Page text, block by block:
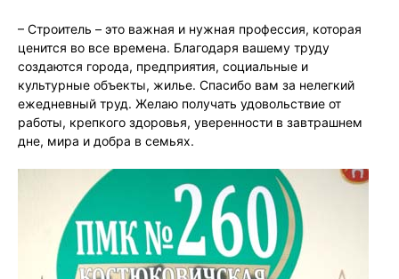
– Строитель – это важная и нужная профессия, которая
ценится во все времена. Благодаря вашему труду
создаются города, предприятия, социальные и
культурные объекты, жилье. Спасибо вам за нелегкий
ежедневный труд. Желаю получать удовольствие от
работы, крепкого здоровья, уверенности в завтрашнем
дне, мира и добра в семьях.